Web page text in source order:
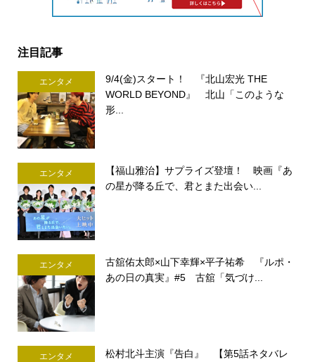
注目記事
エンタメ
9/4(金)スタート！ 『北山宏光 THE
WORLD BEYOND』 北山「このような
形...
エンタメ
【福山雅治】サプライズ登壇！ 映画『あ
の星が降る丘で、君とまた出会い...
エンタメ
古舘佑太郎×山下幸輝×平子祐希 『ルポ・
あの日の真実』#5 古舘「気づけ...
エンタメ
松村北斗主演『告白』 【第5話ネタバレ